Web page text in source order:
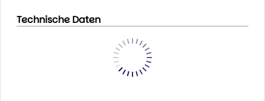
Technische Daten